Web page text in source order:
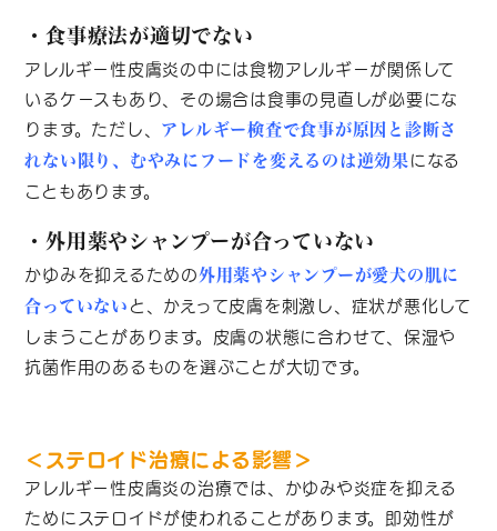
・食事療法が適切でない
アレルギー性皮膚炎の中には食物アレルギーが関係して
いるケースもあり、その場合は食事の見直しが必要にな
ります。ただし、
アレルギー検査で食事が原因と診断さ
れない限り、むやみにフードを変えるのは逆効果になる
こともあります。
・外用薬やシャンプーが合っていない
かゆみを抑えるための外用薬やシャンプーが愛犬の肌に
合っていない と、かえって皮膚を刺激し、症状が悪化して
しまうことがあります。皮膚の状態に合わせて、保湿や
抗菌作用のあるものを選ぶことが大切です。
＜ステロイド治療による影響＞
アレルギー性皮膚炎の治療では、かゆみや炎症を抑える
ためにステロイドが使われることがあります。即効性が